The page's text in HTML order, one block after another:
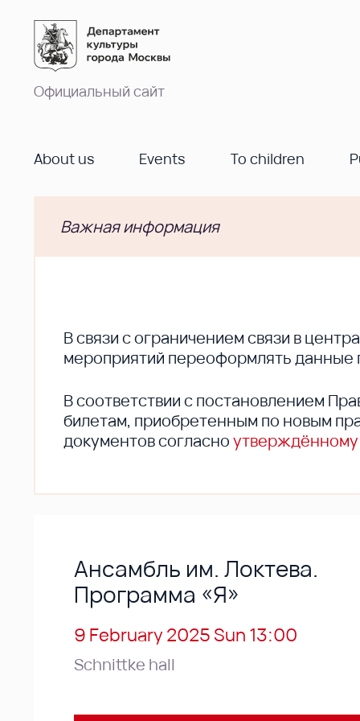
Официальный сайт
About us Events To children
Важная информация
В cвязи с ограничением связи в
мероприятий переоформлять данные
В соответствии с постановлением
билетам, приобретенным по новым
документов согласно
Ансамбль им. Локтева.
Программа «Я»
9 February 2025 Sun 13:00
Schnittke hall